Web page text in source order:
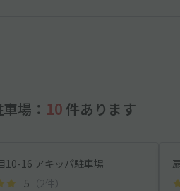
場： 10 件あります
10-16 アキッパ駐車場
5 （2件）